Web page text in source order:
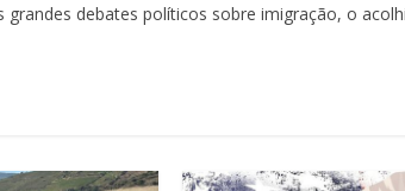
grandes debates políticos sobre imigração, o